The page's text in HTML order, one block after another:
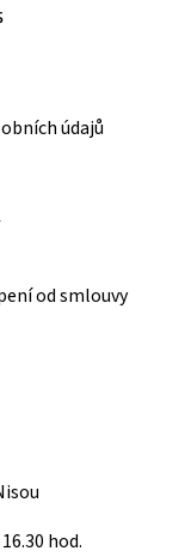
údajů
od smlouvy
hod.